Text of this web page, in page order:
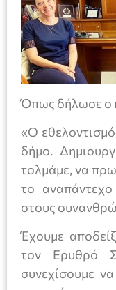
Όπως δήλωσε ο
«Ο
δήμο.
τολμάμε, να
το
στους
Έχουμε
τον Ερυθρό
συνεχίσουμε